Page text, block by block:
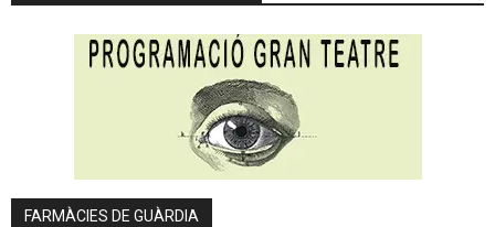
FARMÀCIES DE GUÀRDIA